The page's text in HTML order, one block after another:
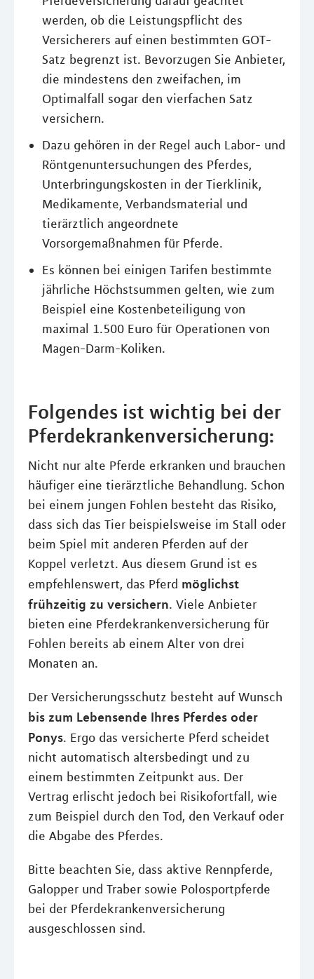
werden, ob die Leistungspflicht des
Versicherers auf einen bestimmten GOT-
Satz begrenzt ist. Bevorzugen Sie Anbieter,
die mindestens den zweifachen, im
Optimalfall sogar den vierfachen Satz
versichern.
Dazu gehören in der Regel auch Labor- und
Röntgenuntersuchungen des Pferdes,
Unterbringungskosten in der Tierklinik,
Medikamente, Verbandsmaterial und
tierärztlich angeordnete
Vorsorgemaßnahmen für Pferde.
Es können bei einigen Tarifen bestimmte
jährliche Höchstsummen gelten, wie zum
Beispiel eine Kostenbeteiligung von
maximal 1.500 Euro für Operationen von
Magen-Darm-Koliken.
Folgendes ist wichtig bei der
Pferdekrankenversicherung:
Nicht nur alte Pferde erkranken und brauchen
häufiger eine tierärztliche Behandlung. Schon
bei einem jungen Fohlen besteht das Risiko,
dass sich das Tier beispielsweise im Stall oder
beim Spiel mit anderen Pferden auf der
Koppel verletzt. Aus diesem Grund ist es
empfehlenswert, das Pferd möglichst
frühzeitig zu versichern. Viele Anbieter
bieten eine Pferdekrankenversicherung für
Fohlen bereits ab einem Alter von drei
Monaten an.
Der Versicherungsschutz besteht auf Wunsch
bis zum Lebensende Ihres Pferdes oder
Ponys. Ergo das versicherte Pferd scheidet
nicht automatisch altersbedingt und zu
einem bestimmten Zeitpunkt aus. Der
Vertrag erlischt jedoch bei Risikofortfall, wie
zum Beispiel durch den Tod, den Verkauf oder
die Abgabe des Pferdes.
Bitte beachten Sie, dass aktive Rennpferde,
Galopper und Traber sowie Polosportpferde
bei der Pferdekrankenversicherung
ausgeschlossen sind.